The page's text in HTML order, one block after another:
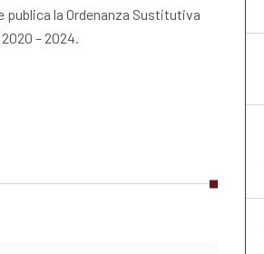
publica la Ordenanza Sustitutiva
– 2024.